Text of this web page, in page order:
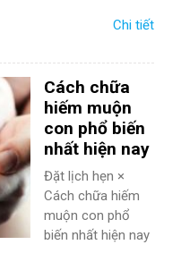
Chi tiết
Cách chữa
hiếm muộn
con phổ biến
nhất hiện nay
Đặt lịch hẹn ×
Cách chữa hiếm
muộn con phổ
biến nhất hiện nay